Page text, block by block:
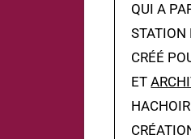
QUI A
CRÉÉ
ET